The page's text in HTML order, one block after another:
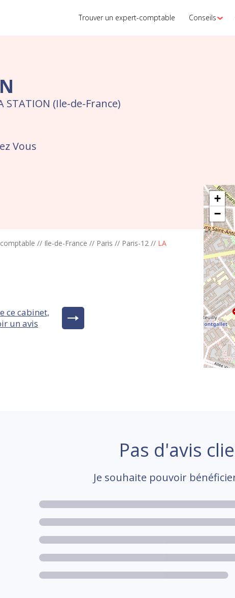
Trouver un expert-comptable Conseils
(Ile-de-France)
Vous
+
−
// Ile-de-France // Paris // Paris-12 // LA
ce cabinet,
un avis
Pas d'avis
Je souhaite pouvoir